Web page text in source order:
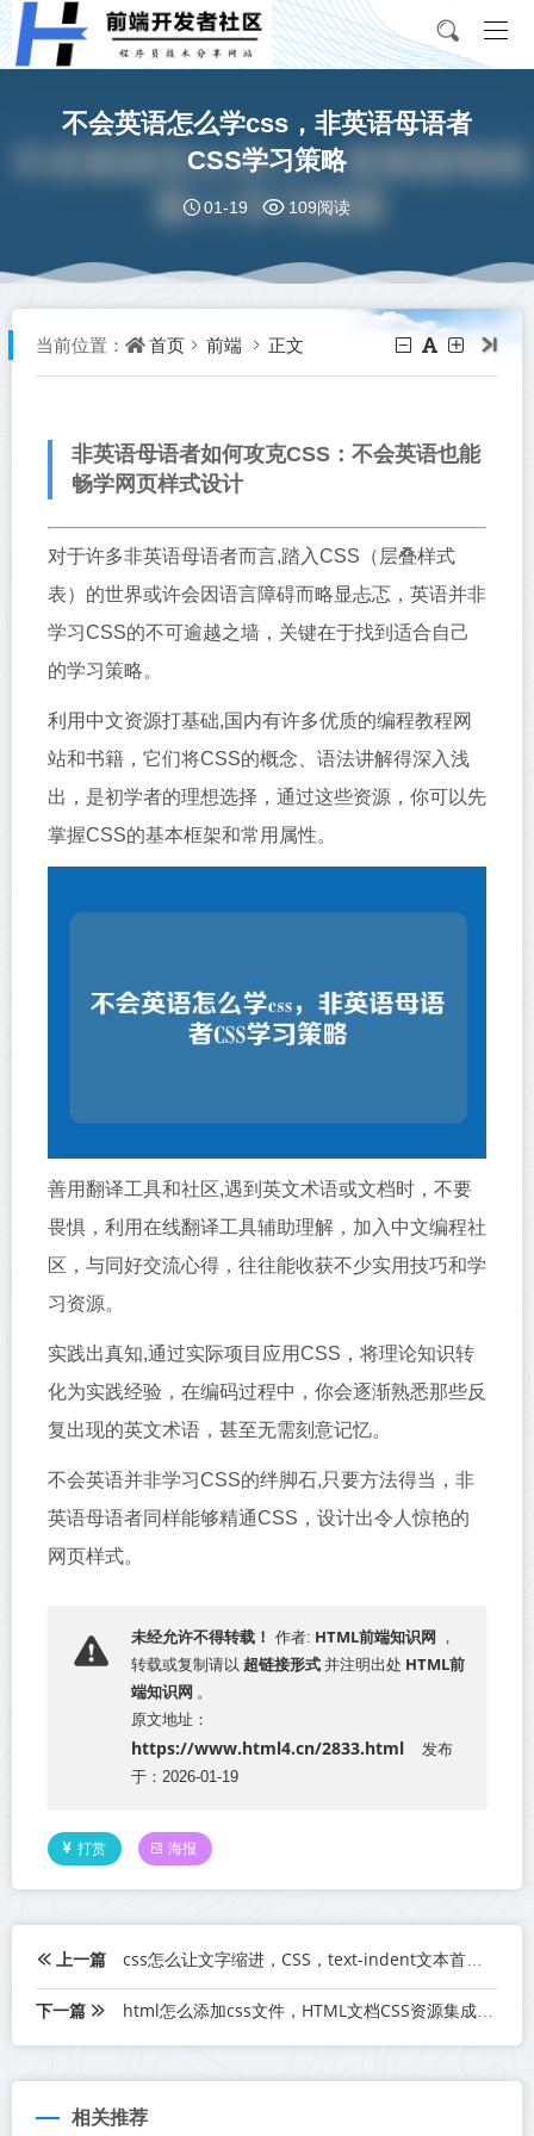
不会英语怎么学css，非英语母语者
CSS学习策略
01-19 109阅读
当前位置： 首页 前端 正文
非英语母语者如何攻克CSS：不会英语也能
畅学网页样式设计
对于许多非英语母语者而言,踏入CSS（层叠样式
表）的世界或许会因语言障碍而略显忐忑，英语并非
学习CSS的不可逾越之墙，关键在于找到适合自己
的学习策略。
利用中文资源打基础,国内有许多优质的编程教程网
站和书籍，它们将CSS的概念、语法讲解得深入浅
出，是初学者的理想选择，通过这些资源，你可以先
掌握CSS的基本框架和常用属性。
善用翻译工具和社区,遇到英文术语或文档时，不要
畏惧，利用在线翻译工具辅助理解，加入中文编程社
区，与同好交流心得，往往能收获不少实用技巧和学
习资源。
实践出真知,通过实际项目应用CSS，将理论知识转
化为实践经验，在编码过程中，你会逐渐熟悉那些反
复出现的英文术语，甚至无需刻意记忆。
不会英语并非学习CSS的绊脚石,只要方法得当，非
英语母语者同样能够精通CSS，设计出令人惊艳的
网页样式。
未经允许不得转载！ 作者: HTML前端知识网 ，
转载或复制请以 超链接形式 并注明出处 HTML前
端知识网 。
原文地址：
https://www.html4.cn/2833.html
发布
于：2026-01-19
打赏 海报
上一篇 css怎么让文字缩进，CSS，text-indent文本首行缩进
下一篇 html怎么添加css文件，HTML文档CSS资源集成技术
相关推荐